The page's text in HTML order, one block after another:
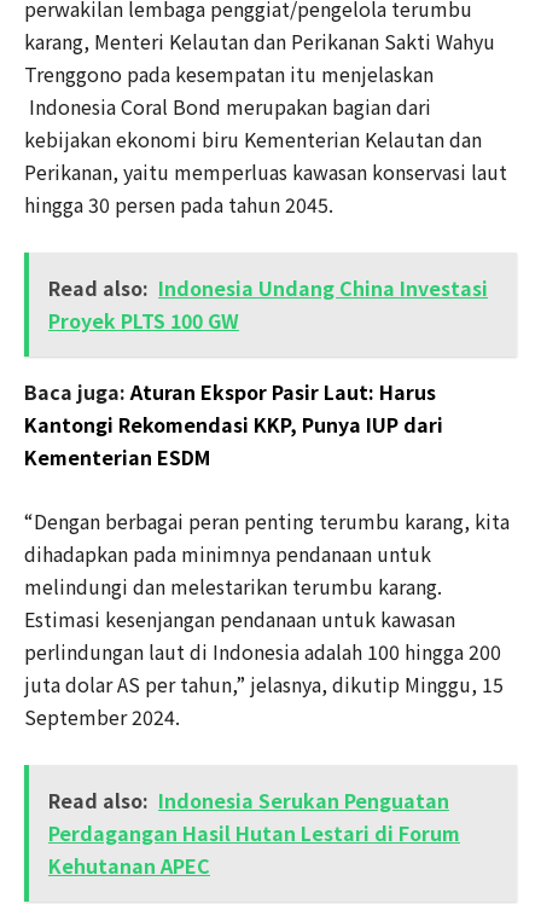
perwakilan lembaga penggiat/pengelola terumbu
karang, Menteri Kelautan dan Perikanan Sakti Wahyu
Trenggono pada kesempatan itu menjelaskan
Indonesia Coral Bond merupakan bagian dari
kebijakan ekonomi biru Kementerian Kelautan dan
Perikanan, yaitu memperluas kawasan konservasi laut
hingga 30 persen pada tahun 2045.
Read also: Indonesia Undang China Investasi
Proyek PLTS 100 GW
Baca juga:Aturan Ekspor Pasir Laut: Harus
Kantongi Rekomendasi KKP, Punya IUP dari
Kementerian ESDM
“Dengan berbagai peran penting terumbu karang, kita
dihadapkan pada minimnya pendanaan untuk
melindungi dan melestarikan terumbu karang.
Estimasi kesenjangan pendanaan untuk kawasan
perlindungan laut di Indonesia adalah 100 hingga 200
juta dolar AS per tahun,” jelasnya, dikutip Minggu, 15
September 2024.
Read also: Indonesia Serukan Penguatan
Perdagangan Hasil Hutan Lestari di Forum
Kehutanan APEC